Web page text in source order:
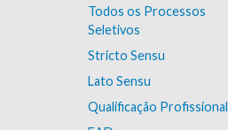
Todos os Processos
Seletivos
Stricto Sensu
Lato Sensu
Qualificação Profissional